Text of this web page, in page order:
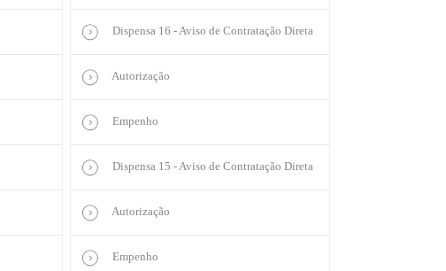
Dispensa 16 - Aviso de Contratação Direta
Autorização
Empenho
Dispensa 15 - Aviso de Contratação Direta
Autorização
Empenho